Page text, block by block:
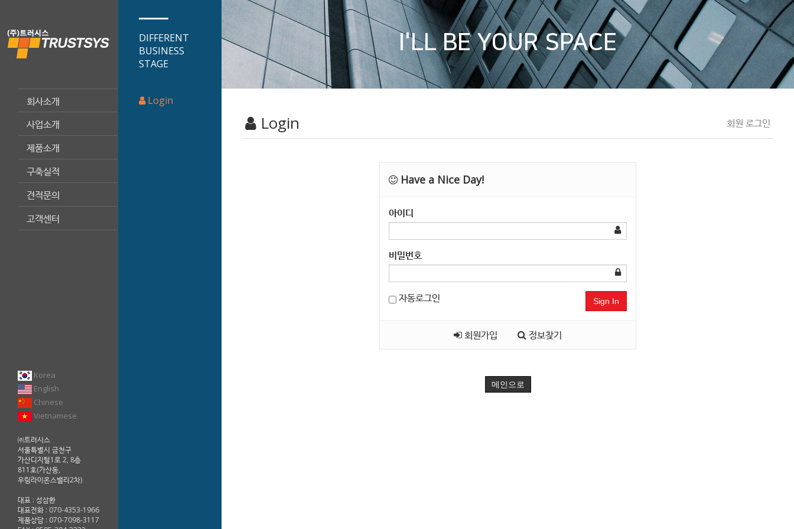
회사소개
사업소개
제품소개
구축실적
견적문의
고객센터
DIFFERENT
BUSINESS
STAGE
Login
Korea
English
Chinese
Vietnamese
㈜트러시스
서울특별시 금천구
가산디지털1로 2, 8층
811호(가산동,
우림라이온스밸리2차)
대표 : 성삼환
대표전화 : 070-4353-1966
제품상담 : 070-7098-3117
I'LL BE YOUR SPACE
Login 회원 로그인
Have a Nice Day!
아이디
비밀번호
자동로그인 Sign In
회원가입 정보찾기
메인으로